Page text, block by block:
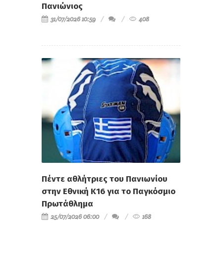
Πανιώνιος
31/07/2026 10:59 408
Πέντε αθλήτριες του Πανιωνίου
στην Εθνική Κ16 για το Παγκόσμιο
Πρωτάθλημα
25/07/2026 06:00 168